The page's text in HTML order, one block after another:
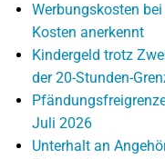
Werbungskosten
Kosten anerkennt
Kindergeld trotz
der 20-Stunden-
Juli 2026
Unterhalt an